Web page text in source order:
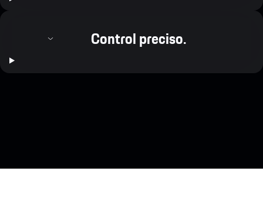
Control preciso.